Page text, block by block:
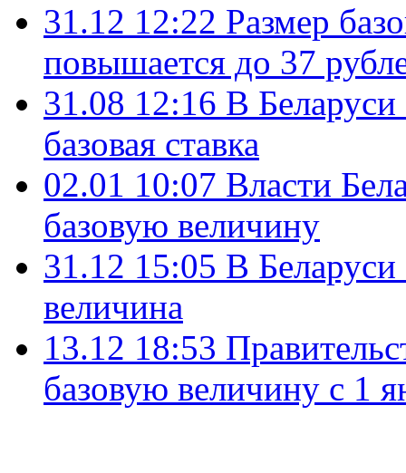
31.12 12:22 Размер
повышается до 37
31.08 12:16 В Беларуси
базовая ставка
02.01 10:07 Власти
базовую величину
31.12 15:05 В Беларуси
величина
13.12 18:53
базовую величину с 1